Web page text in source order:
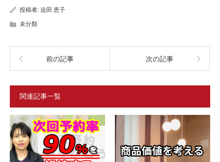
投稿者: 迫田 恵子
未分類
前の記事 次の記事
関連記事一覧